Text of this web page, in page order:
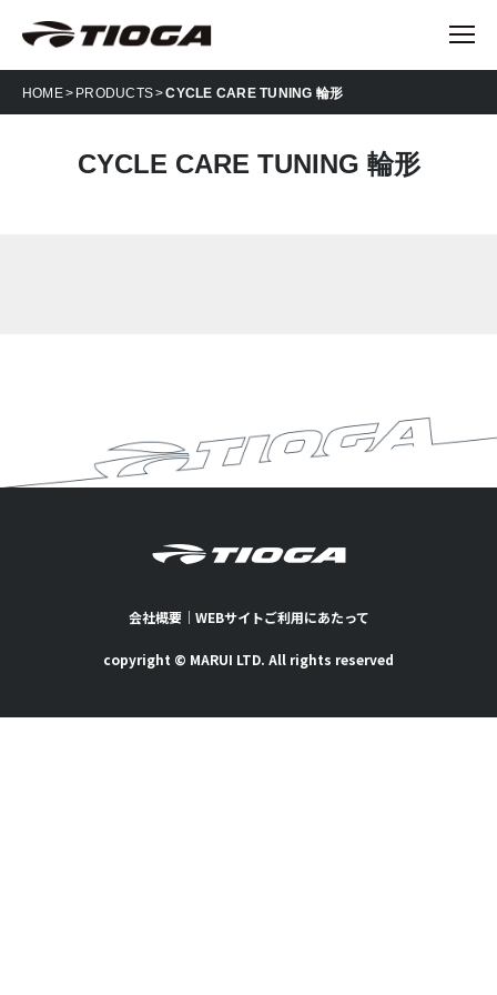
HOME PRODUCTS CYCLE CARE TUNING 輪形
CYCLE CARE TUNING 輪形
会社概要｜ WEBサイトご利用にあたって
copyright © MARUI LTD. All rights reserved